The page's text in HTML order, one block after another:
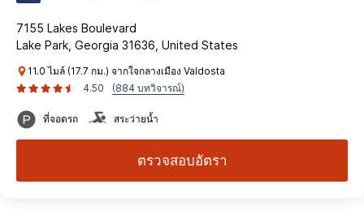
7155 Lakes Boulevard
Lake Park, Georgia 31636, United States
11.0 ไมล์ (17.7 กม.) จากใจกลางเมือง Valdosta
4.50
(884 บทวิจารณ์)
ที่จอดรถ สระว่ายน้ำ
ตรวจสอบอัตรา